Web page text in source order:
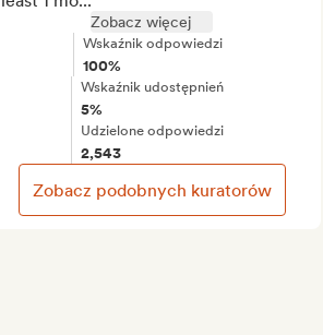
Zobacz więcej
Wskaźnik odpowiedzi
100%
Wskaźnik udostępnień
5%
Udzielone odpowiedzi
2,543
Zobacz podobnych kuratorów